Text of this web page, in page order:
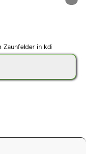
Zaunfelder in kdi